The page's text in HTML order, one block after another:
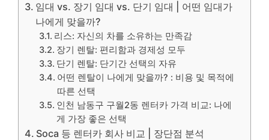
임대 vs. 장기 임대 vs. 단기 임대 | 어떤 임대가
나에게 맞을까?
리스: 자신의 차를 소유하는 만족감
장기 렌탈: 편리함과 경제성 모두
단기 렌탈: 단기간 선택의 자유
어떤 렌탈이 나에게 맞을까? : 비용 및 목적에
따른 선택
인천 남동구 구월2동 렌터카 가격 비교: 나에
게 가장 좋은 선택
Soca 등 렌터카 회사 비교 | 장단점 분석